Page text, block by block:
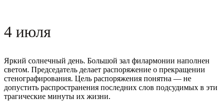
4 июля
Яркий солнечный день. Большой зал филармонии наполнен
светом. Председатель делает распоряжение о прекращении
стенографирования. Цель распоряжения понятна — не
допустить распространения последних слов подсудимых в эти
трагические минуты их жизни.